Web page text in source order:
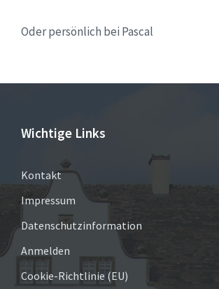
Oder persönlich bei Pascal
Wichtige Links
Kontakt
Impressum
Datenschutzinformation
Anmelden
Cookie-Richtlinie (EU)